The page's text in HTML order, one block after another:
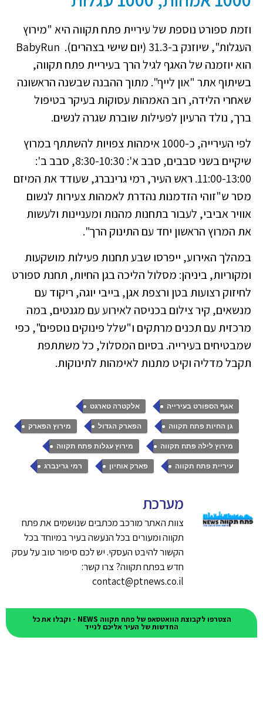
וזמת ספורט נוספת של עיריית פתח תקווה היא "מירוץ
העגלות", שיוזנק ב-31.3 (יום שישי בצהרים). BabyRun
הוא יוזמנה של האגף לגיל הרך בעיריית פתח תקווה,
בשיתוף אתר "און לייף". מתוך ההבנה שבשנה הראשונה
שאחרי הלידה, רוב האמהות עסוקות בעיקר בטיפול
ברך, נולד הרעיון לפעילות שוברת שגרה לנשים.
לפי העירייה, כ-1000 אימהות צפויות להשתתף במרוץ
שיקיים בשני סבבים, סבב א': 8:30-10:30, סבב ב':
11:00-13:00. ראש העיר, רמי גרינברג, שעודד את המיזם
מסר ש"זוהי הזדמנות נהדרת לאמהות צעירות לנשום
אוויר אביבי, לעבור בתחנות מהנות ומעניינות ולעשות
את המרוץ הראשון יחד עם התינוק הרך".
במהלך האירוע, ייפרסו שבע תחנות פעילות מושקעות
ומקוריות, ביניהן: מסלול הליכה בגן החיות, תחנת ספורט
לחיזוק רצועות בטן ורצפת אגן, בייבי יוגה, ריקוד עם
מנשאים, קיר צילום בכניסה לאירוע עם מגנטים, במה
מרכזית עם תכנים מרתקים ו"שלל פינוקים נוספים", כפי
שמבטיחים בעירייה. בסיום המסלול, כל משתתפת
תקבל מדליה וקיט מתנות לאימהות לתינוקות.
אגף הספורט בעירייה , אלקטרה טארגט ,
גן החיות פתח תקווה , הפארק הגדול , מירוץ הפארק ,
מירוץ לילה פתח תקווה , מירוץ עגלות פתח תקווה ,
עיריית פתח תקווה , פארק אוחיון , רמי גרינברג
מערכת
צוות האתר מורכב מכתבים שנושמים את פתח
תקווה ומעורים בכל הנעשה בעיר במיוחד בכל
הקשור להיבט העסקי. יש לכם סיפור טוב על עסק
חדש בפתח תקווה? צרו קשר:
contact@ptnews.co.il
הצטרפו לקבוצת הוואטסאפ של פתח תקווה NEWS - וקבלו את כל
החדשות של העיר אליכם לנייד